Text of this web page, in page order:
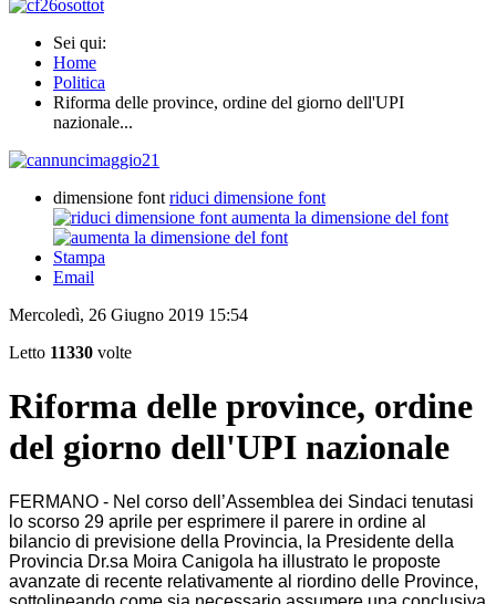
Sei qui:
Home
Politica
Riforma delle province, ordine del giorno dell'UPI
nazionale...
dimensione font riduci dimensione font
aumenta la dimensione del font
Stampa
Email
Mercoledì, 26 Giugno 2019 15:54
Letto 11330 volte
Riforma delle province, ordine
del giorno dell'UPI nazionale
FERMANO - Nel corso dell’Assemblea dei Sindaci tenutasi
lo scorso 29 aprile per esprimere il parere in ordine al
bilancio di previsione della Provincia, la Presidente della
Provincia Dr.sa Moira Canigola ha illustrato le proposte
avanzate di recente relativamente al riordino delle Province,